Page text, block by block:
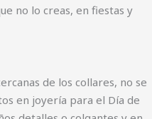
no lo creas, en fiestas y
de los collares, no se
en joyería para el Día de